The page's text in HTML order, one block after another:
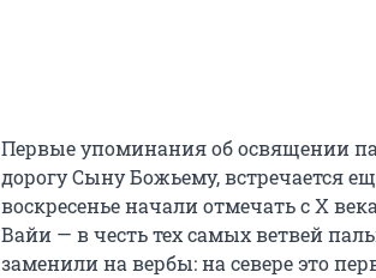
Первые упоминания об освящении
дорогу Сыну Божьему, встречается
воскресенье начали отмечать с Х
Вайи — в честь тех самых ветвей
заменили на вербы: на севере это